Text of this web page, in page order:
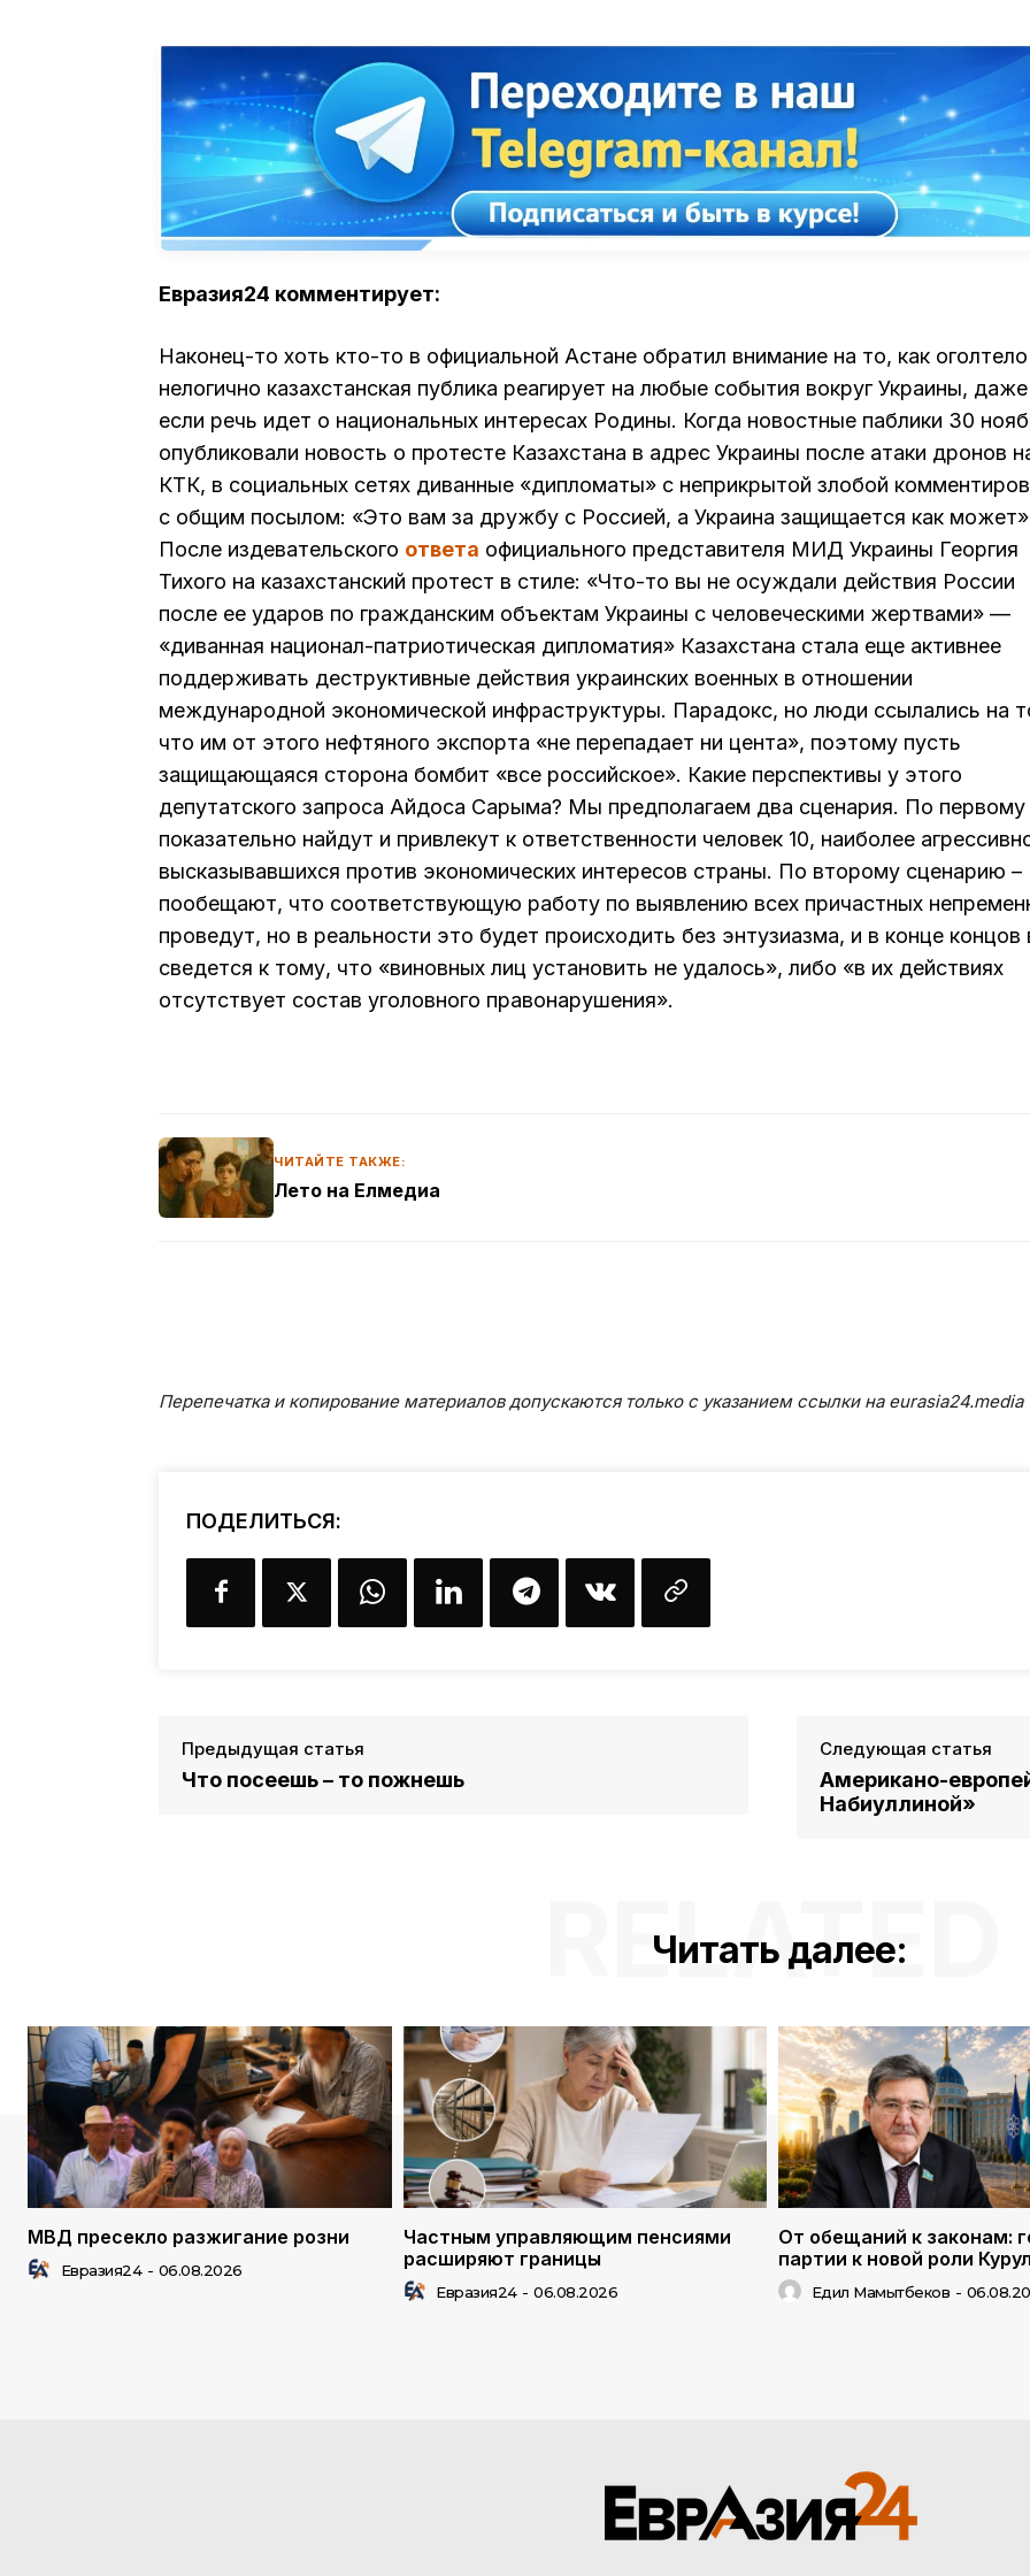
Евразия24 комментирует:
Наконец-то хоть кто-то в официальной Астане обратил внимание на то, как
нелогично казахстанская публика реагирует на любые события вокруг Украины, даже
если речь идет о национальных интересах Родины. Когда новостные паблики 30
опубликовали новость о протесте Казахстана в адрес Украины после атаки дронов
КТК, в социальных сетях диванные «дипломаты» с неприкрытой злобой
с общим посылом: «Это вам за дружбу с Россией, а Украина защищается как
После издевательского ответа официального представителя МИД Украины Георгия
Тихого на казахстанский протест в стиле: «Что-то вы не осуждали действия России
после ее ударов по гражданским объектам Украины с человеческими жертвами» —
«диванная национал-патриотическая дипломатия» Казахстана стала еще активнее
поддерживать деструктивные действия украинских военных в отношении
международной экономической инфраструктуры. Парадокс, но люди ссылались на
что им от этого нефтяного экспорта «не перепадает ни цента», поэтому пусть
защищающаяся сторона бомбит «все российское». Какие перспективы у этого
депутатского запроса Айдоса Сарыма? Мы предполагаем два сценария. По первому
показательно найдут и привлекут к ответственности человек 10, наиболее
высказывавшихся против экономических интересов страны. По второму сценарию –
пообещают, что соответствующую работу по выявлению всех причастных
проведут, но в реальности это будет происходить без энтузиазма, и в конце концов
сведется к тому, что «виновных лиц установить не удалось», либо «в их действиях
отсутствует состав уголовного правонарушения».
ЧИТАЙТЕ ТАКЖЕ:
Лето на Елмедиа
Перепечатка и копирование материалов допускаются только с указанием ссылки на eurasia24.media
ПОДЕЛИТЬСЯ:
Предыдущая статья
Что посеешь – то пожнешь
Следующая статья
Американо-
Набиуллиной»
Читать далее:
RELATED
МВД пресекло разжигание розни
Евразия24 - 06.08.2026
Частным управляющим пенсиями
расширяют границы
Евразия24 - 06.08.2026
От обещаний к законам:
партии к новой роли
Едил Мамытбеков -